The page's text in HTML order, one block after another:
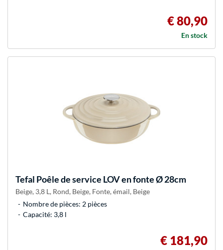
€ 80,90
En stock
Tefal Poêle de service LOV en fonte Ø 28cm
Beige, 3,8 L, Rond, Beige, Fonte, émail, Beige
Nombre de pièces: 2 pièces
Capacité: 3,8 l
€ 181,90